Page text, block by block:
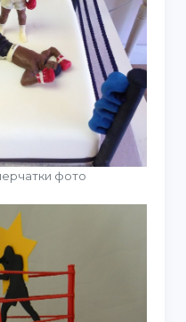
фото